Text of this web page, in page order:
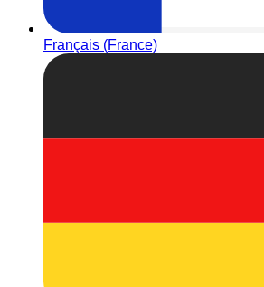
Français (France)